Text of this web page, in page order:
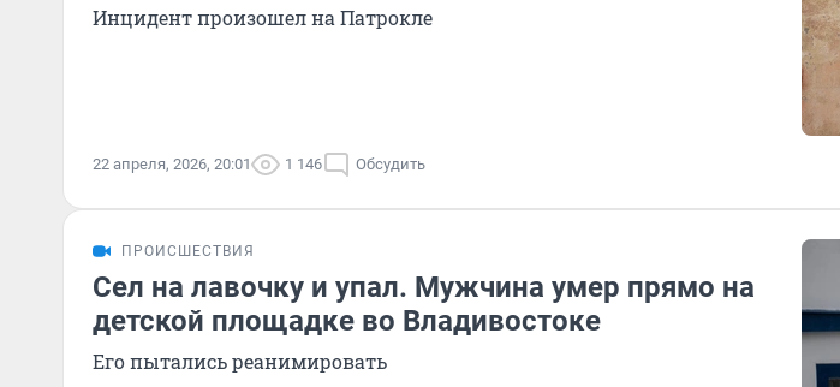
Инцидент произошел на Патрокле
22 апреля, 2026, 20:01 1 146 Обсудить
ПРОИСШЕСТВИЯ
Сел на лавочку и упал. Мужчина умер прямо на
детской площадке во Владивостоке
Его пытались реанимировать